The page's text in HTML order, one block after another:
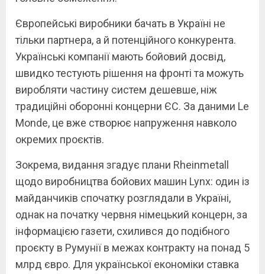
Європейські виробники бачать в Україні не
тільки партнера, а й потенційного конкурента.
Українські компанії мають бойовий досвід,
швидко тестують рішення на фронті та можуть
виробляти частину систем дешевше, ніж
традиційні оборонні концерни ЄС. За даними Le
Monde, це вже створює напруження навколо
окремих проєктів.
Зокрема, видання згадує плани Rheinmetall
щодо виробництва бойових машин Lynx: один із
майданчиків спочатку розглядали в Україні,
однак на початку червня німецький концерн, за
інформацією газети, схилився до подібного
проєкту в Румунії в межах контракту на понад 5
млрд євро. Для української економіки ставка